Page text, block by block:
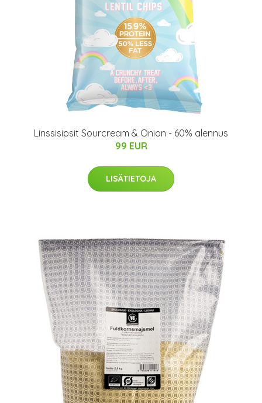
Linssisipsit Sourcream & Onion - 60% alennus
99 EUR
LISÄTIETOJA